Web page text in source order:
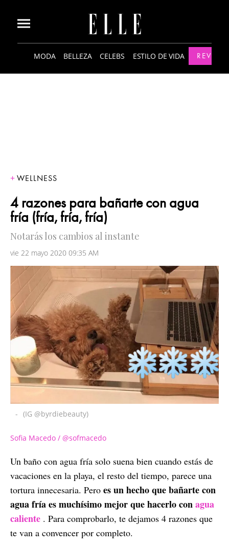
MODA BELLEZA CELEBS ESTILO DE VIDA
WELLNESS
4 razones para bañarte con agua
fría (fría, fría, fría)
Notarás los cambios al instante
vie 22 mayo 2020 09:35 AM
- (IG @byrdiebeauty)
Sofia Macedo / @sofmacedo
Un baño con agua fría solo suena bien cuando estás de
vacaciones en la playa, el resto del tiempo, parece una
tortura innecesaria. Pero es un hecho que bañarte con
agua fría es muchísimo mejor que hacerlo conagua
caliente . Para comprobarlo, te dejamos 4 razones que
te van a convencer por completo.